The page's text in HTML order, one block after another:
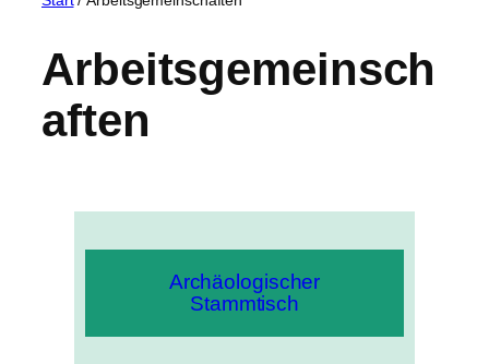
Arbeitsgemeinsch
aften
Archäologischer
Stammtisch